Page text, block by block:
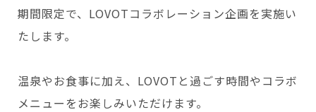
期間限定で、LOVOTコラボレーション企画を実施い
たします。
温泉やお食事に加え、LOVOTと過ごす時間やコラボ
メニューをお楽しみいただけます。